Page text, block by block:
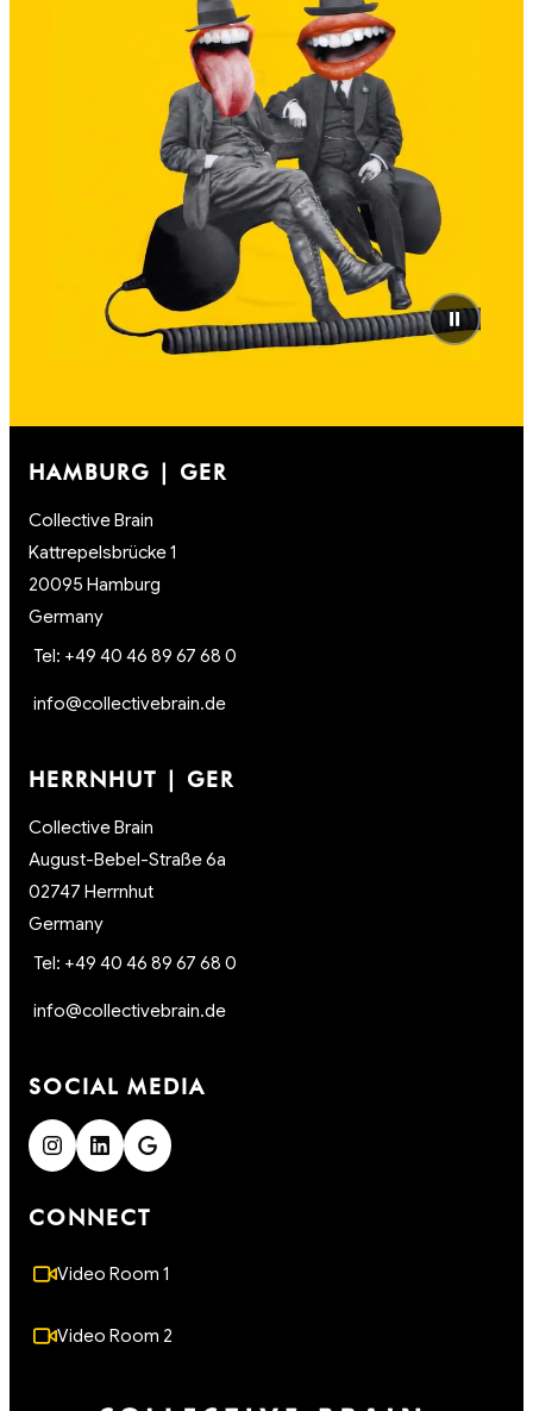
⏸
HAMBURG | GER
Collective Brain
Kattrepelsbrücke 1
20095 Hamburg
Germany
Tel: +49 40 46 89 67 68 0
info@collectivebrain.de
HERRNHUT | GER
Collective Brain
August-Bebel-Straße 6a
02747 Herrnhut
Germany
Tel: +49 40 46 89 67 68 0
info@collectivebrain.de
SOCIAL MEDIA
CONNECT
Video Room 1
Video Room 2